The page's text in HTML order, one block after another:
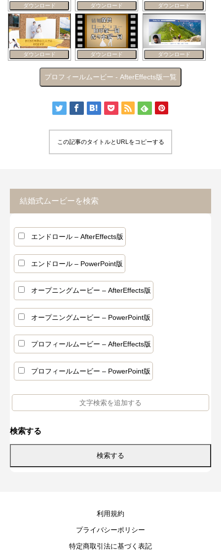
ダウンロード ダウンロード ダウンロード
ダウンロード ダウンロード ダウンロード
プロフィールムービー - AfterEffects版一覧
この記事のタイトルとURLをコピーする
結婚式ムービーを検索
エンドロール – AfterEffects版
エンドロール – PowerPoint版
オープニングムービー – AfterEffects版
オープニングムービー – PowerPoint版
プロフィールムービー – AfterEffects版
プロフィールムービー – PowerPoint版
検索する
利用規約
プライバシーポリシー
特定商取引法に基づく表記